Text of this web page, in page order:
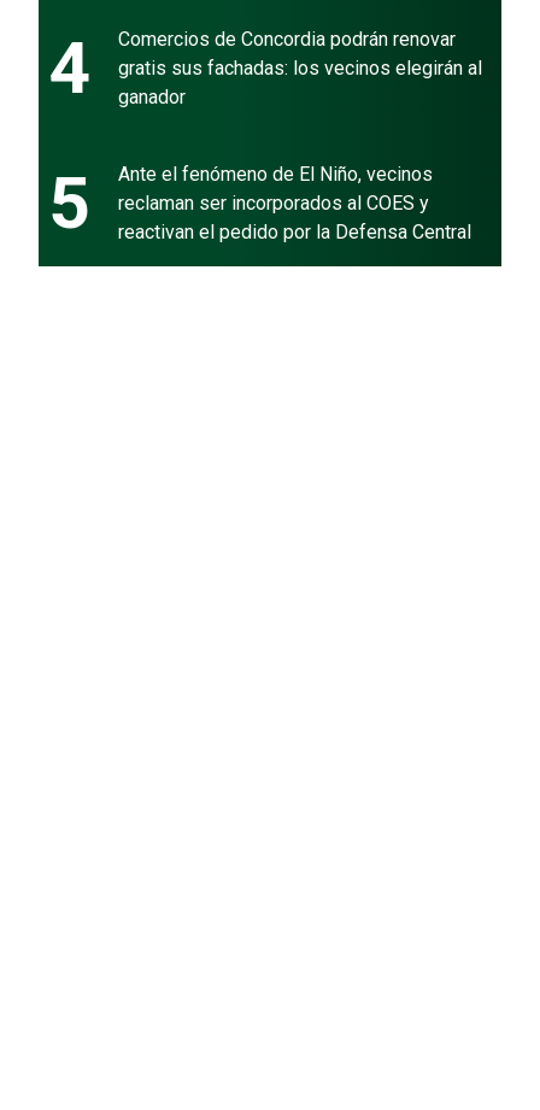
4
Comercios de Concordia podrán renovar
gratis sus fachadas: los vecinos elegirán al
ganador
5
Ante el fenómeno de El Niño, vecinos
reclaman ser incorporados al COES y
reactivan el pedido por la Defensa Central